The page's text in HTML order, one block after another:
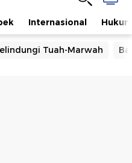
Internasional Hukum
Tuah-Marwah